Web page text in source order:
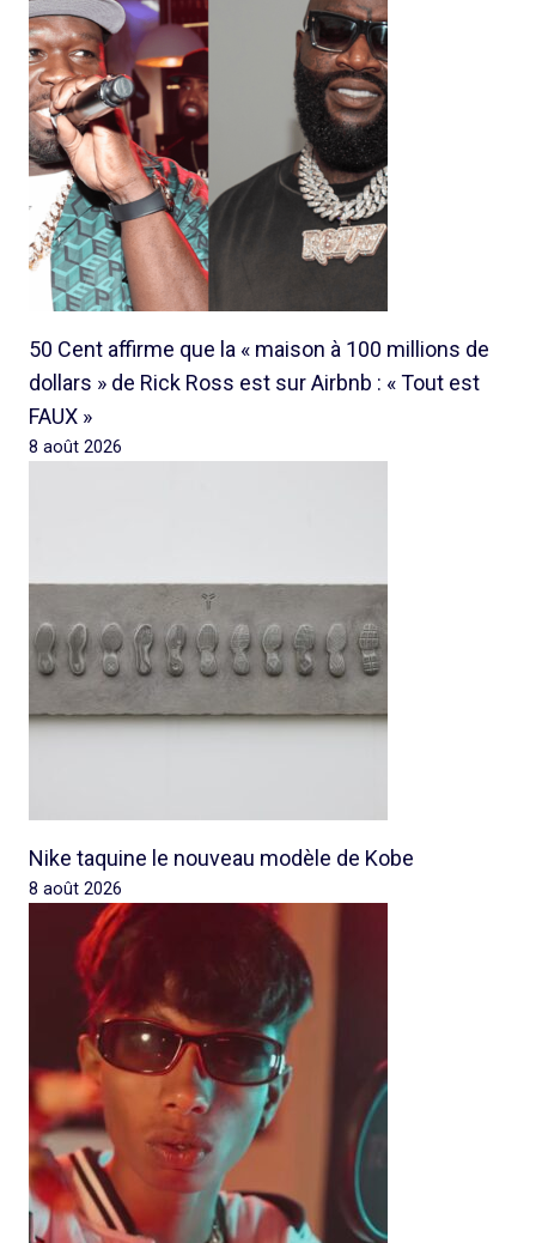
50 Cent affirme que la « maison à 100 millions de
dollars » de Rick Ross est sur Airbnb : « Tout est
FAUX »
8 août 2026
Nike taquine le nouveau modèle de Kobe
8 août 2026